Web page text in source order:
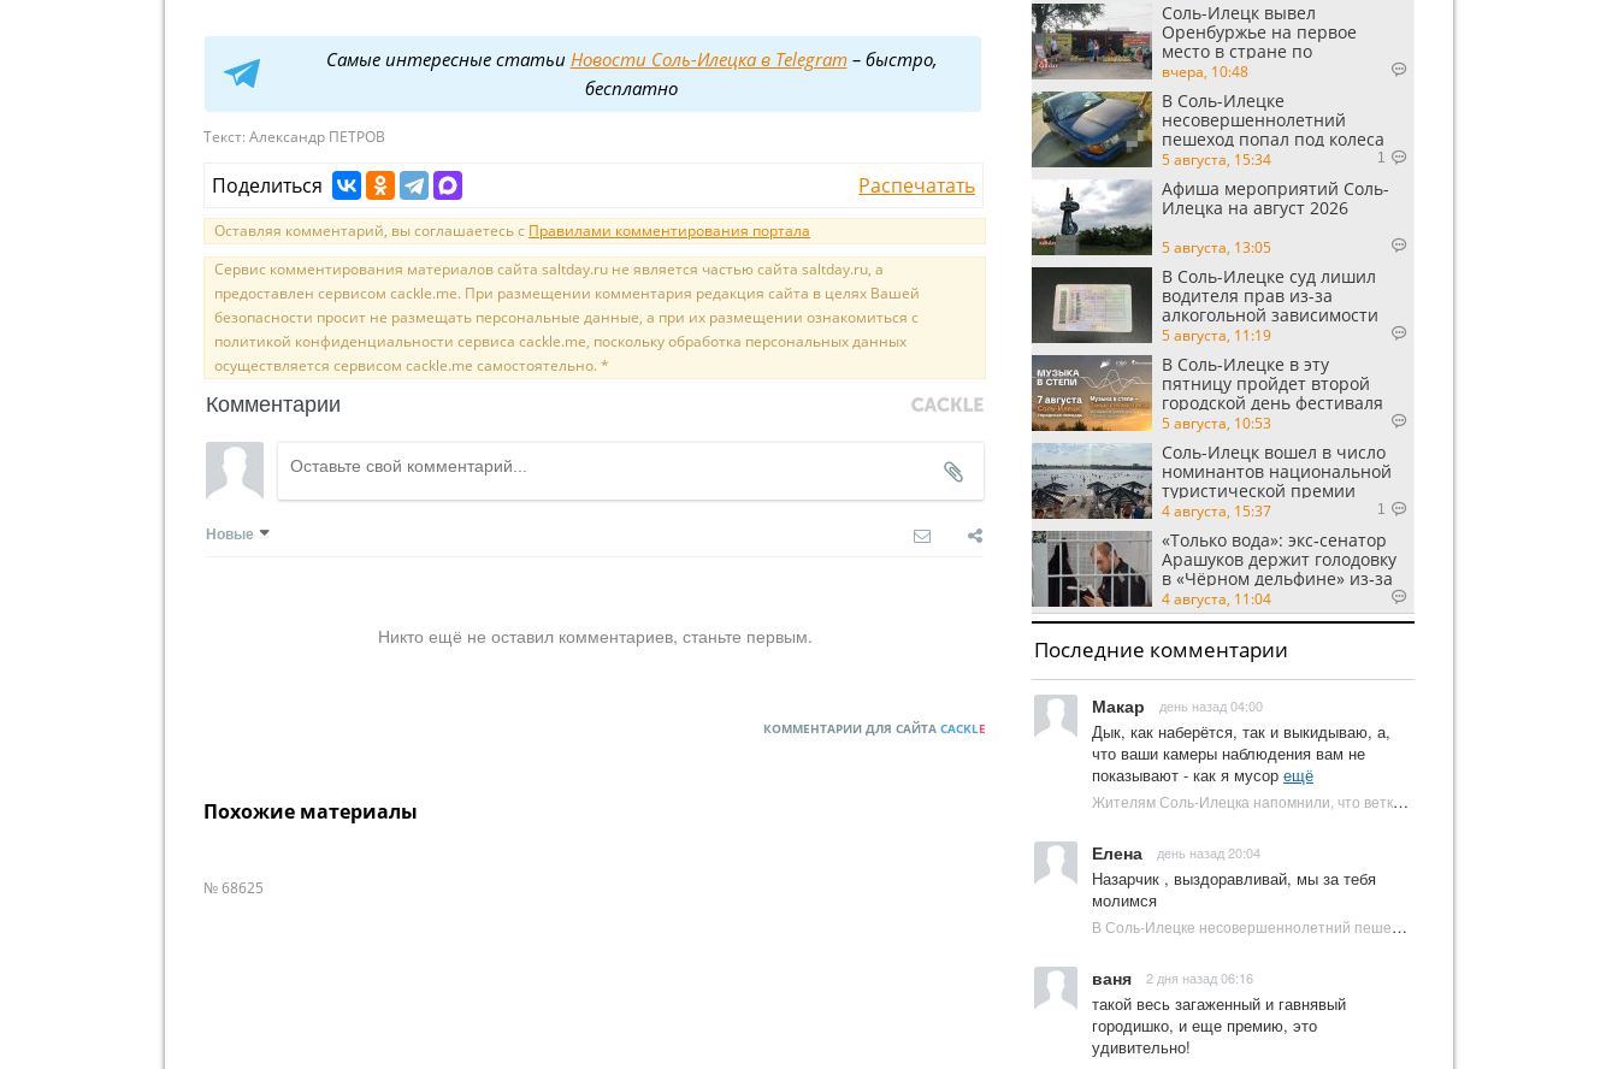
Самые интересные статьи Новости Соль-Илецка в Telegram– быстро,
бесплатно
Текст: Александр ПЕТРОВ
Поделиться Распечатать
Оставляя комментарий, вы соглашаетесь с Правилами комментирования портала
Сервис комментирования материалов сайта saltday.ru не является частью сайта saltday.ru, а
предоставлен сервисом cackle.me. При размещении комментария редакция сайта в целях Вашей
безопасности просит не размещать персональные данные, а при их размещении ознакомиться с
политикой конфиденциальности сервиса cackle.me, поскольку обработка персональных данных
осуществляется сервисом cackle.me самостоятельно. *
Комментарии
Новые
Никто ещё не оставил комментариев, станьте первым.
КОММЕНТАРИИ ДЛЯ САЙТА CACKLE
Похожие материалы
№ 68625
Соль-Илецк вывел
Оренбуржье на первое
место в стране по
выращиванию арбузов
вчера, 10:48
В Соль-Илецке
несовершеннолетний
пешеход попал под колеса
автомобиля
5 августа, 15:34 1
Афиша мероприятий Соль-
Илецка на август 2026
5 августа, 13:05
В Соль-Илецке суд лишил
водителя прав из-за
алкогольной зависимости
5 августа, 11:19
В Соль-Илецке в эту
пятницу пройдет второй
городской день фестиваля
«Музыка в степи»
5 августа, 10:53
Соль-Илецк вошел в число
номинантов национальной
туристической премии
Russian Traveler Awards
4 августа, 15:37 1
«Только вода»: экс‑сенатор
Арашуков держит голодовку
в «Чёрном дельфине» из‑за
духоты на рабочем месте
4 августа, 11:04
Последние комментарии
Макар день назад 04:00
Дык, как наберётся, так и выкидываю, а,
что ваши камеры наблюдения вам не
показывают - как я мусор ещё
Жителям Соль-Илецка напомнили, что ветки от деревьев нельзя оставлять на площадках ТКО | Новости Соль-Илецка
Елена день назад 20:04
Назарчик , выздоравливай, мы за тебя
молимся
В Соль-Илецке несовершеннолетний пешеход попал под колеса автомобиля | Новости Соль-Илецка
ваня 2 дня назад 06:16
такой весь загаженный и гавнявый
городишко, и еще премию, это
удивительно!